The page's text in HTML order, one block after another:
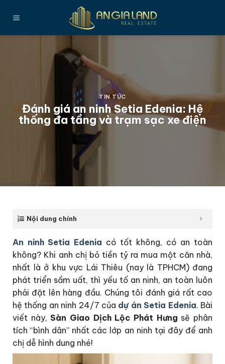
qua
TIN TỨC
Đánh giá an ninh Setia Edenia: Hệ
thống đa tầng và trạm sạc xe điện
Nội dung chính
An ninh Setia Edenia có tốt không, có an toàn
không? Khi anh chị bỏ tiền tỷ ra mua một căn nhà,
nhất là ở khu vực Lái Thiêu (nay là TPHCM) đang
phát triển sầm uất, thì yếu tố an ninh, an toàn luôn
phải đặt lên hàng đầu. Chúng tôi đánh giá rất cao
hệ thống an ninh 24/7 của dự án Setia Edenia. Bài
viết này, Sàn Giao Dịch Lộc Phát Hưng sẽ phân
tích “bình dân” nhất các lớp an ninh tại đây để anh
chị dễ hình dung nhé!